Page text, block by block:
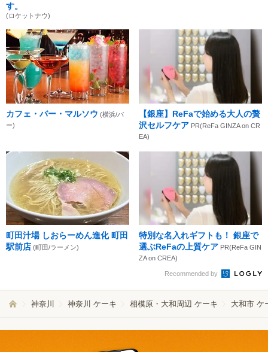
す。
(ロケットナウ)
カフェ・バー・マルソウ (横浜/バ
ー)
【銀座】ReFaで始める大人の贅
沢セルフケア PR(ReFa GINZA on CR
EA)
町田汁場 しおらーめん進化 町田
駅前店 (町田/ラーメン)
特別な名入れギフトも！ 銀座で
選ぶReFaの上質ケア PR(ReFa GIN
ZA on CREA)
Recommended by
神奈川 神奈川 ケーキ 相模原・大和周辺 ケーキ 大和市 ケ